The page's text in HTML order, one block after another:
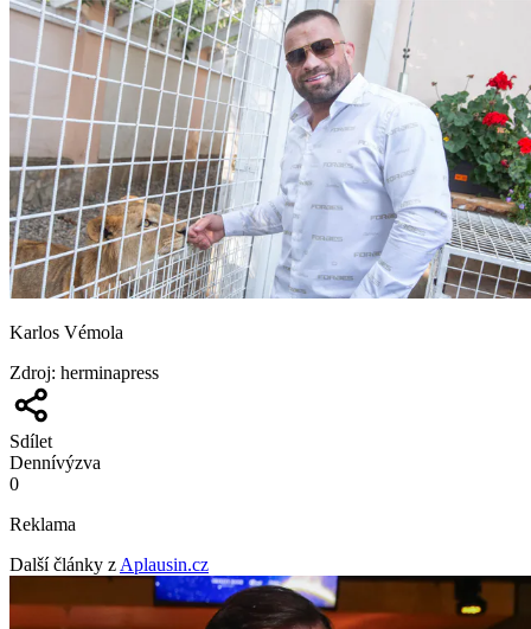
Karlos Vémola
Zdroj: herminapress
Sdílet
Dennívýzva
0
Reklama
Další články z Aplausin.cz